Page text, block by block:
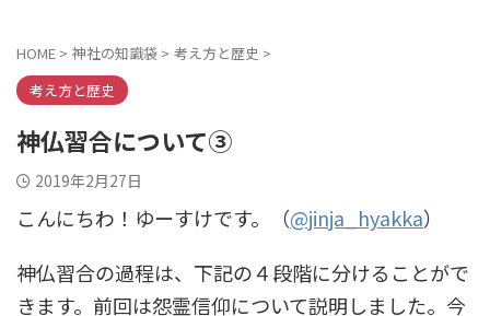
HOME > 神社の知識袋 > 考え方と歴史 >
考え方と歴史
神仏習合について③
2019年2月27日
こんにちわ！ゆーすけです。（@jinja_hyakka）
神仏習合の過程は、下記の４段階に分けることがで
きます。前回は怨霊信仰について説明しました。今